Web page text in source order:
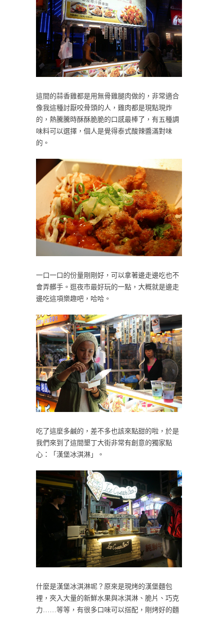
這間的蒜香雞都是用無骨雞腿肉做的，非常適合
像我這種討厭咬骨頭的人，雞肉都是現點現炸
的，熱騰騰時酥酥脆脆的口感最棒了，有五種調
味料可以選擇，個人是覺得泰式酸辣醬滿對味
的。
一口一口的份量剛剛好，可以拿著邊走邊吃也不
會弄髒手。逛夜市最好玩的一點，大概就是邊走
邊吃這項樂趣吧，哈哈。
吃了這麼多鹹的，差不多也該來點甜的啦，於是
我們來到了這間墾丁大街非常有創意的獨家點
心：「漢堡冰淇淋」。
什麼是漢堡冰淇淋呢？原來是現烤的漢堡麵包
裡，夾入大量的新鮮水果與冰淇淋、脆片、巧克
力……等等，有很多口味可以搭配，剛烤好的麵